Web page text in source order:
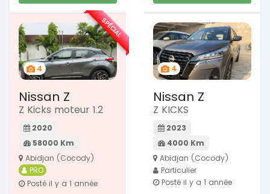
4
Nissan Z
Z Kicks moteur 1.2
2020
58000 Km
Abidjan (Cocody)
PRO
Posté il y a 1 année
SPÉCIAL
4
Nissan Z
Z KICKS
2023
4000 Km
Abidjan (Cocody)
Particulier
Posté il y a 1 année